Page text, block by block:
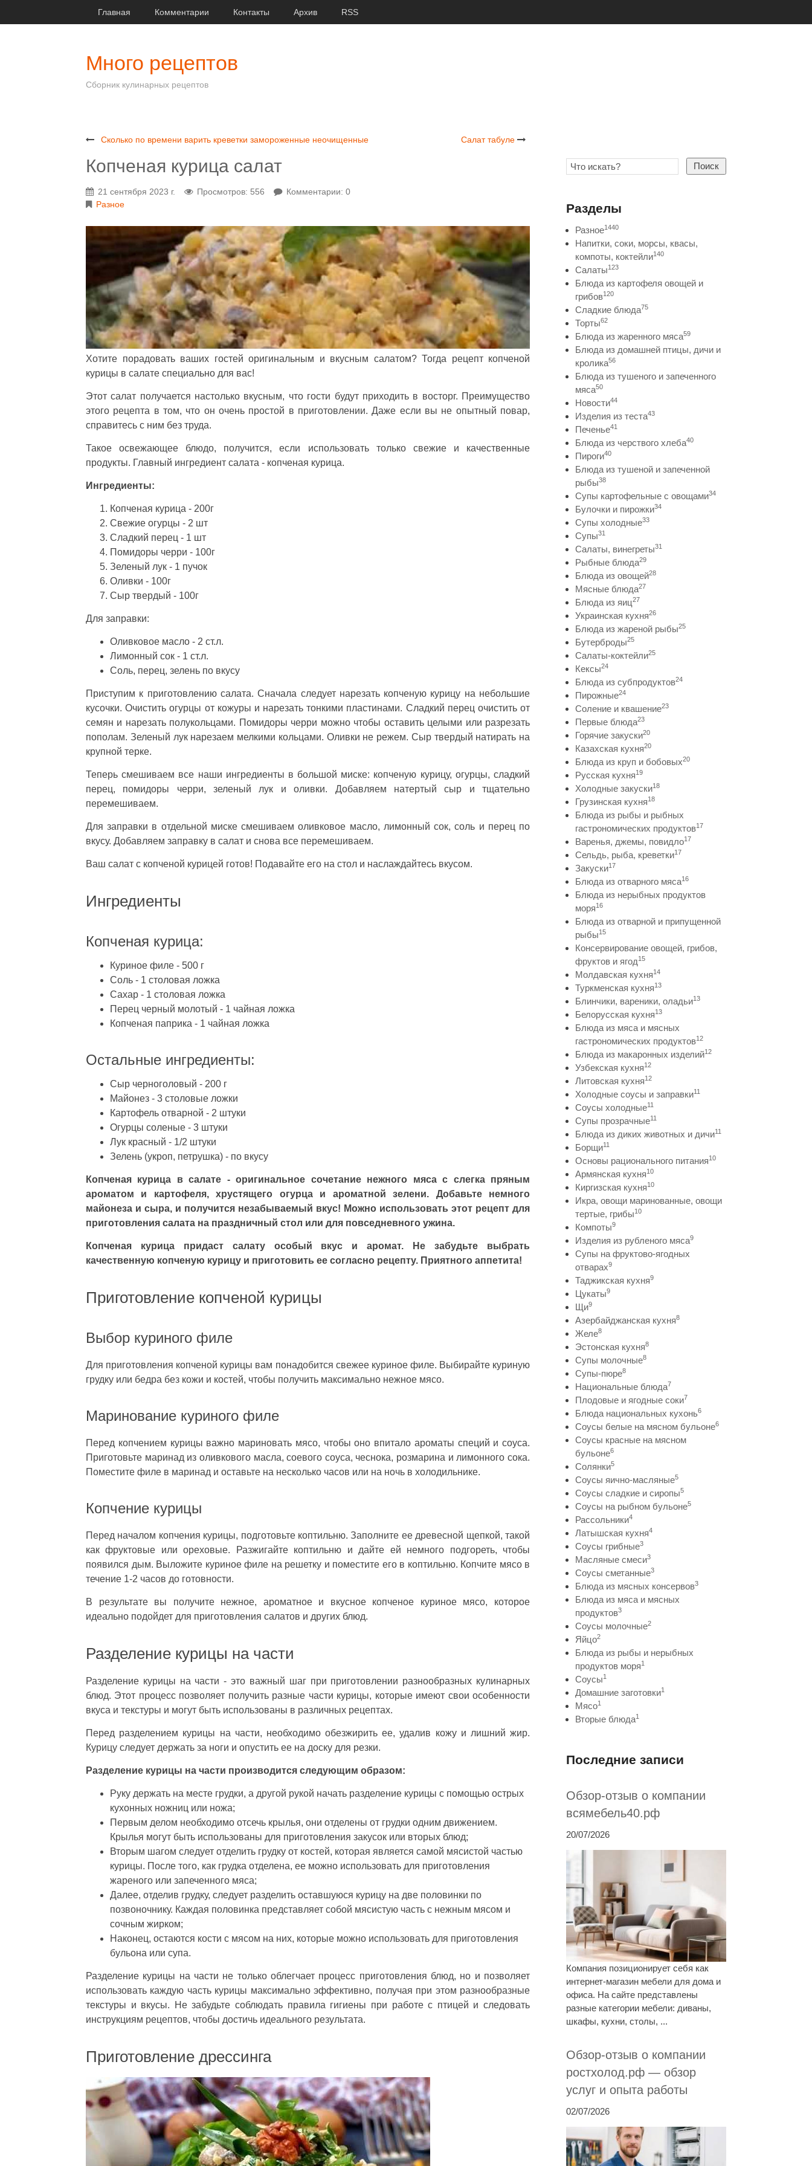
Главная Комментарии Контакты Архив RSS
Много рецептов
Сборник кулинарных рецептов
Сколько по времени варить креветки замороженные неочищенные Салат табуле
Копченая курица салат
21 сентября 2023 г. Просмотров: 556
Комментарии: 0
Разное
Хотите порадовать ваших гостей оригинальным и вкусным салатом? Тогда рецепт копченой
курицы в салате специально для вас!
Этот салат получается настолько вкусным, что гости будут приходить в восторг. Преимущество
этого рецепта в том, что он очень простой в приготовлении. Даже если вы не опытный повар,
справитесь с ним без труда.
Такое освежающее блюдо, получится, если использовать только свежие и качественные
продукты. Главный ингредиент салата - копченая курица.
Ингредиенты:
Копченая курица - 200г
Свежие огурцы - 2 шт
Сладкий перец - 1 шт
Помидоры черри - 100г
Зеленый лук - 1 пучок
Оливки - 100г
Сыр твердый - 100г
Для заправки:
Оливковое масло - 2 ст.л.
Лимонный сок - 1 ст.л.
Соль, перец, зелень по вкусу
Приступим к приготовлению салата. Сначала следует нарезать копченую курицу на небольшие
кусочки. Очистить огурцы от кожуры и нарезать тонкими пластинами. Сладкий перец очистить от
семян и нарезать полукольцами. Помидоры черри можно чтобы оставить целыми или разрезать
пополам. Зеленый лук нарезаем мелкими кольцами. Оливки не режем. Сыр твердый натирать на
крупной терке.
Теперь смешиваем все наши ингредиенты в большой миске: копченую курицу, огурцы, сладкий
перец, помидоры черри, зеленый лук и оливки. Добавляем натертый сыр и тщательно
перемешиваем.
Для заправки в отдельной миске смешиваем оливковое масло, лимонный сок, соль и перец по
вкусу. Добавляем заправку в салат и снова все перемешиваем.
Ваш салат с копченой курицей готов! Подавайте его на стол и наслаждайтесь вкусом.
Ингредиенты
Копченая курица:
Куриное филе - 500 г
Соль - 1 столовая ложка
Сахар - 1 столовая ложка
Перец черный молотый - 1 чайная ложка
Копченая паприка - 1 чайная ложка
Остальные ингредиенты:
Сыр черноголовый - 200 г
Майонез - 3 столовые ложки
Картофель отварной - 2 штуки
Огурцы соленые - 3 штуки
Лук красный - 1/2 штуки
Зелень (укроп, петрушка) - по вкусу
Копченая курица в салате - оригинальное сочетание нежного мяса с слегка пряным
ароматом и картофеля, хрустящего огурца и ароматной зелени. Добавьте немного
майонеза и сыра, и получится незабываемый вкус! Можно использовать этот рецепт для
приготовления салата на праздничный стол или для повседневного ужина.
Копченая курица придаст салату особый вкус и аромат. Не забудьте выбрать
качественную копченую курицу и приготовить ее согласно рецепту. Приятного аппетита!
Приготовление копченой курицы
Выбор куриного филе
Для приготовления копченой курицы вам понадобится свежее куриное филе. Выбирайте куриную
грудку или бедра без кожи и костей, чтобы получить максимально нежное мясо.
Маринование куриного филе
Перед копчением курицы важно мариновать мясо, чтобы оно впитало ароматы специй и соуса.
Приготовьте маринад из оливкового масла, соевого соуса, чеснока, розмарина и лимонного сока.
Поместите филе в маринад и оставьте на несколько часов или на ночь в холодильнике.
Копчение курицы
Перед началом копчения курицы, подготовьте коптильню. Заполните ее древесной щепкой, такой
как фруктовые или ореховые. Разжигайте коптильню и дайте ей немного подгореть, чтобы
появился дым. Выложите куриное филе на решетку и поместите его в коптильню. Копчите мясо в
течение 1-2 часов до готовности.
В результате вы получите нежное, ароматное и вкусное копченое куриное мясо, которое
идеально подойдет для приготовления салатов и других блюд.
Разделение курицы на части
Разделение курицы на части - это важный шаг при приготовлении разнообразных кулинарных
блюд. Этот процесс позволяет получить разные части курицы, которые имеют свои особенности
вкуса и текстуры и могут быть использованы в различных рецептах.
Перед разделением курицы на части, необходимо обезжирить ее, удалив кожу и лишний жир.
Курицу следует держать за ноги и опустить ее на доску для резки.
Разделение курицы на части производится следующим образом:
Руку держать на месте грудки, а другой рукой начать разделение курицы с помощью острых
кухонных ножниц или ножа;
Первым делом необходимо отсечь крылья, они отделены от грудки одним движением.
Крылья могут быть использованы для приготовления закусок или вторых блюд;
Вторым шагом следует отделить грудку от костей, которая является самой мясистой частью
курицы. После того, как грудка отделена, ее можно использовать для приготовления
жареного или запеченного мяса;
Далее, отделив грудку, следует разделить оставшуюся курицу на две половинки по
позвоночнику. Каждая половинка представляет собой мясистую часть с нежным мясом и
сочным жирком;
Наконец, остаются кости с мясом на них, которые можно использовать для приготовления
бульона или супа.
Разделение курицы на части не только облегчает процесс приготовления блюд, но и позволяет
использовать каждую часть курицы максимально эффективно, получая при этом разнообразные
текстуры и вкусы. Не забудьте соблюдать правила гигиены при работе с птицей и следовать
инструкциям рецептов, чтобы достичь идеального результата.
Приготовление дрессинга
Поиск
Разделы
Разное1440
Напитки, соки, морсы, квасы,
компоты, коктейли140
Салаты123
Блюда из картофеля овощей и
грибов120
Сладкие блюда75
Торты62
Блюда из жаренного мяса59
Блюда из домашней птицы, дичи и
кролика56
Блюда из тушеного и запеченного
мяса50
Новости44
Изделия из теста43
Печенье41
Блюда из черствого хлеба40
Пироги40
Блюда из тушеной и запеченной
рыбы38
Супы картофельные с овощами34
Булочки и пирожки34
Супы холодные33
Супы31
Салаты, винегреты31
Рыбные блюда29
Блюда из овощей28
Мясные блюда27
Блюда из яиц27
Украинская кухня26
Блюда из жареной рыбы25
Бутерброды25
Салаты-коктейли25
Кексы24
Блюда из субпродуктов24
Пирожные24
Соление и квашение23
Первые блюда23
Горячие закуски20
Казахская кухня20
Блюда из круп и бобовых20
Русская кухня19
Холодные закуски18
Грузинская кухня18
Блюда из рыбы и рыбных
гастрономических продуктов17
Варенья, джемы, повидло17
Сельдь, рыба, креветки17
Закуски17
Блюда из отварного мяса16
Блюда из нерыбных продуктов
моря16
Блюда из отварной и припущенной
рыбы15
Консервирование овощей, грибов,
фруктов и ягод15
Молдавская кухня14
Туркменская кухня13
Блинчики, вареники, оладьи13
Белорусская кухня13
Блюда из мяса и мясных
гастрономических продуктов12
Блюда из макаронных изделий12
Узбекская кухня12
Литовская кухня12
Холодные соусы и заправки11
Соусы холодные11
Супы прозрачные11
Блюда из диких животных и дичи11
Борщи11
Основы рационального питания10
Армянская кухня10
Киргизская кухня10
Икра, овощи маринованные, овощи
тертые, грибы10
Компоты9
Изделия из рубленого мяса9
Супы на фруктово-ягодных
отварах9
Таджикская кухня9
Цукаты9
Щи9
Азербайджанская кухня8
Желе8
Эстонская кухня8
Супы молочные8
Супы-пюре8
Национальные блюда7
Плодовые и ягодные соки7
Блюда национальных кухонь6
Соусы белые на мясном бульоне6
Соусы красные на мясном
бульоне6
Солянки5
Соусы яично-масляные5
Соусы сладкие и сиропы5
Соусы на рыбном бульоне5
Рассольники4
Латышская кухня4
Соусы грибные3
Масляные смеси3
Соусы сметанные3
Блюда из мясных консервов3
Блюда из мяса и мясных
продуктов3
Соусы молочные2
Яйцо2
Блюда из рыбы и нерыбных
продуктов моря1
Соусы1
Домашние заготовки1
Мясо1
Вторые блюда1
Последние записи
Обзор-отзыв о компании
всямебель40.рф
20/07/2026
Компания позиционирует себя как
интернет-магазин мебели для дома и
офиса. На сайте представлены
разные категории мебели: диваны,
шкафы, кухни, столы, ...
Обзор-отзыв о компании
ростхолод.рф — обзор
услуг и опыта работы
02/07/2026